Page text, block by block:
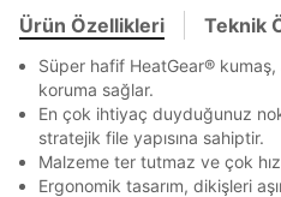
AnadoluBank World
Ürün Özellikleri Teknik
Süper hafif HeatGear® kumaş,
koruma sağlar.
En çok ihtiyaç duyduğunuz
stratejik file yapısına sahiptir.
Malzeme ter tutmaz ve çok
Ergonomik tasarım, dikişleri
Kişisel verileriniz
Aydınlatma
Perakende Satış Giyim ve
tarafından ticari elektronik
işlenmesini kabul ediyorum.
Sms
E-mail